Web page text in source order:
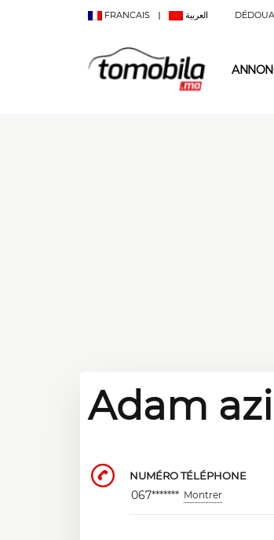
FRANCAIS العربية
Adam
NUMÉRO TÉLÉPHONE
067******* Montrer